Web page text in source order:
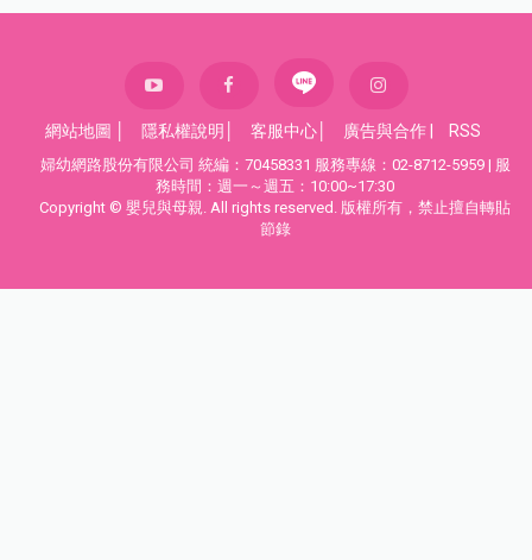
網站地圖 隱私權說明 客服中心 廣告與合作 RSS
婦幼網路股份有限公司 統編：70458331 服務專線：02-8712-5959 | 服
務時間：週一～週五：10:00~17:30
Copyright © 嬰兒與母親. All rights reserved. 版權所有，禁止擅自轉貼
節錄